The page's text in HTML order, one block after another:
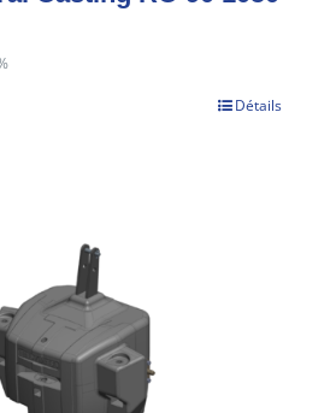
Détails